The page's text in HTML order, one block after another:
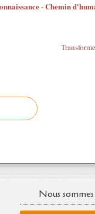
- Chemin
Nous